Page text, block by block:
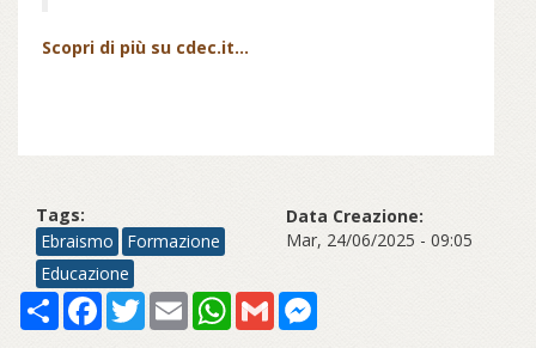
Scopri di più su cdec.it...
Tags:
Ebraismo
Formazione
Educazione
Data Creazione:
Mar, 24/06/2025 - 09:05
Share Facebook
TwitterEmail WhatsApp
Gmail